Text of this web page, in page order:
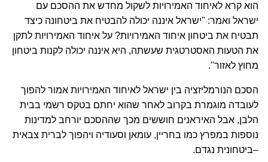
הוא קרא לאיחוד האמירויות לשקול מחדש את ההסכם עם
ישראל ואמר: "ישראל איננה יכולה להבטיח את ביטחונה כיצד
תבטיח את ביטחון איחוד האמירויות? על איחוד האמירויות לתקן
את הטעות האסטרטגית שעשתה, היא איננה יכולה לקנות ביטחון
מחוץ לאזור".
הסכם הנורמליזציה בין ישראל לאיחוד האמירויות אמור להפוך
לעובדה מוגמרת בקרוב לאחר שהוא יחתם בטקס רשמי בבית
הלבן, אבל האיראנים חוששים מכך שההסכם יורחב למדינות
נוספות במפרץ כמו בחריין, עומאן וסעודיה ויהפוך לברית צבאית
–ביטחונית נגדם.